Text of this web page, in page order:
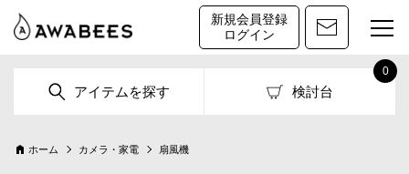
新規会員登録
ログイン
アイテムを探す 検討台
0
ホーム カメラ・家電 扇風機